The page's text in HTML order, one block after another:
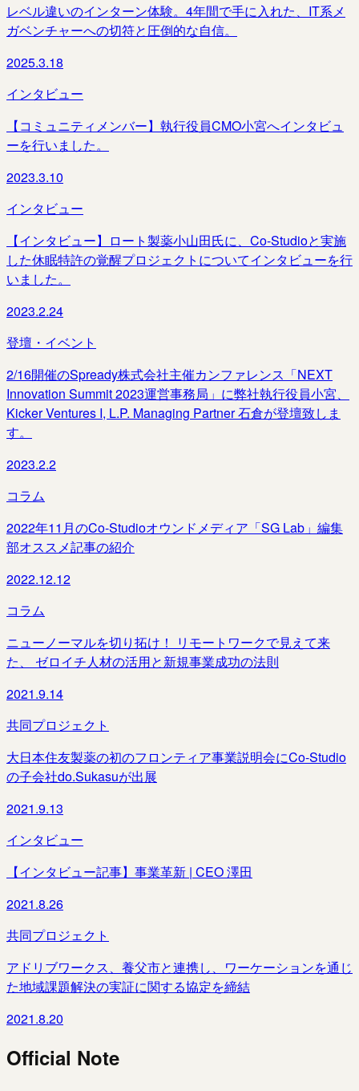
レベル違いのインターン体験。4年間で手に入れた、IT系メ
ガベンチャーへの切符と圧倒的な自信。
2025.3.18
インタビュー
【コミュニティメンバー】執行役員CMO小宮へインタビュ
ーを行いました。
2023.3.10
インタビュー
【インタビュー】ロート製薬小山田氏に、Co-Studioと実施
した休眠特許の覚醒プロジェクトについてインタビューを行
いました。
2023.2.24
登壇・イベント
2/16開催のSpready株式会社主催カンファレンス「NEXT
Innovation Summit 2023運営事務局」に弊社執行役員小宮、
Kicker Ventures I, L.P. Managing Partner 石倉が登壇致しま
す。
2023.2.2
コラム
2022年11月のCo-Studioオウンドメディア「SG Lab」編集
部オススメ記事の紹介
2022.12.12
コラム
ニューノーマルを切り拓け！ リモートワークで見えて来
た、 ゼロイチ人材の活用と新規事業成功の法則
2021.9.14
共同プロジェクト
大日本住友製薬の初のフロンティア事業説明会にCo-Studio
の子会社do.Sukasuが出展
2021.9.13
インタビュー
【インタビュー記事】事業革新 | CEO 澤田
2021.8.26
共同プロジェクト
アドリブワークス、養父市と連携し、ワーケーションを通じ
た地域課題解決の実証に関する協定を締結
2021.8.20
Official Note